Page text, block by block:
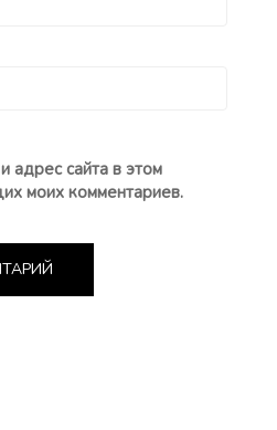
адрес сайта в этом
моих комментариев.